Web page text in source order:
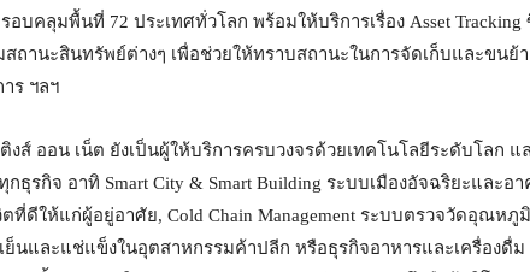
อบคลุมพื้นที่ 72 ประเทศทั่วโลก พร้อมให้บริการเรื่อง Asset
ถานะสินทรัพย์ต่างๆ เพื่อช่วยให้ทราบสถานะในการจัดเก็บและขนย้
ร ฯลฯ
งส์ ออน เน็ต ยังเป็นผู้ให้บริการครบวงจรด้วยเทคโนโลยีระดับโลก
ธุรกิจ อาทิ Smart City & Smart Building ระบบเมืองอัจฉริยะและอ
ที่ดีให้แก่ผู้อยู่อาศัย, Cold Chain Management ระบบตรวจวัดอุณห
นและแช่แข็งในอุตสาหกรรมค้าปลีก หรือธุรกิจอาหารและเครื่องดื่